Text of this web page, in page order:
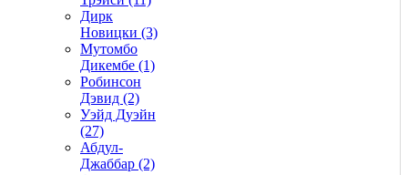
Дирк
Новицки (3)
Мутомбо
Дикембе (1)
Робинсон
Дэвид (2)
Уэйд Дуэйн
(27)
Абдул-
Джаббар (2)